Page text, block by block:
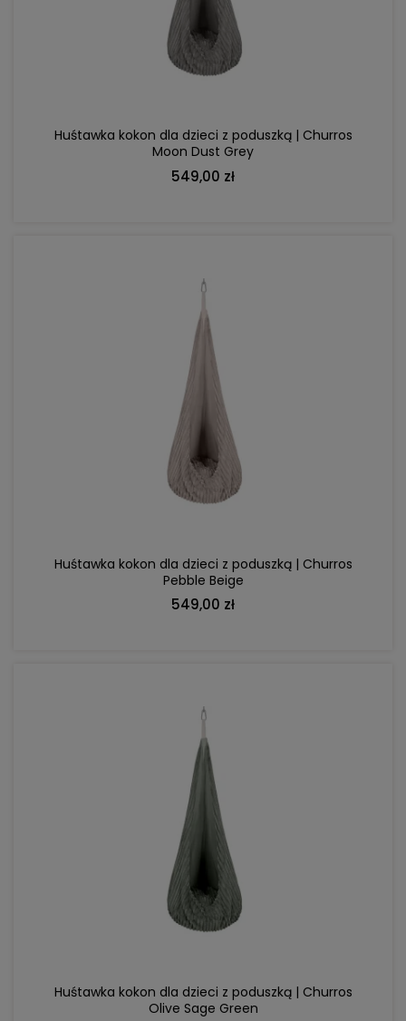
Huśtawka kokon dla dzieci z poduszką | Churros
Moon Dust Grey
549,00 zł
DO KOSZYKA
Huśtawka kokon dla dzieci z poduszką | Churros
Pebble Beige
549,00 zł
DO KOSZYKA
Huśtawka kokon dla dzieci z poduszką | Churros
Olive Sage Green
DO KOSZYKA